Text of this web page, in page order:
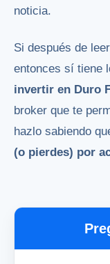
noticia.
Si después de
entonces sí tiene
invertir en Duro
broker que te
hazlo sabiendo
(o pierdes) por